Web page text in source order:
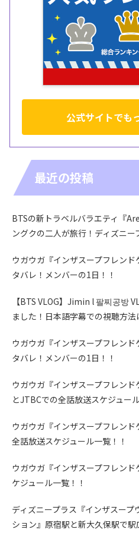
公式サイトでも
最近の投稿
BTSの新トラベルバラエティ『
ングクの二人が旅行！ディズニー
ウガウガ『インザスープフレン
タバレ！メンバーの1日！！
【BTS VLOG】Jimin l 팔찌공방
ました！日本語字幕での視聴方
ウガウガ『インザスープフレン
タバレ！メンバーの1日！！
ウガウガ『インザスープフレン
とJTBCでの全話放送スケジュー
ウガウガ『インザスープフレン
全話放送スケジュール一覧！！
ウガウガ『インザスープフレン
ケジュール一覧！！
ディズニープラス『インザスー
ション』原宿駅と新大久保駅で駅